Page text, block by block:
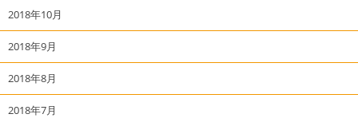
2018年10月
2018年9月
2018年8月
2018年7月